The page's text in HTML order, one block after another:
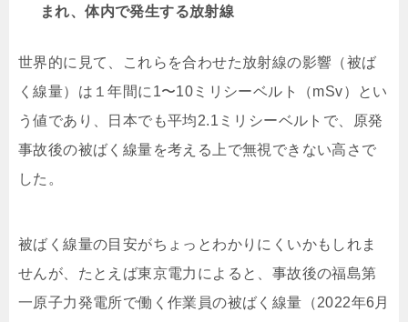
まれ、体内で発生する放射線
世界的に見て、これらを合わせた放射線の影響（被ば
く線量）は１年間に1〜10ミリシーベルト（mSv）とい
う値であり、日本でも平均2.1ミリシーベルトで、原発
事故後の被ばく線量を考える上で無視できない高さで
した。
被ばく線量の目安がちょっとわかりにくいかもしれま
せんが、たとえば東京電力によると、事故後の福島第
一原子力発電所で働く作業員の被ばく線量（2022年6月